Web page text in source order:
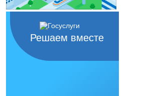
Решаем вместе